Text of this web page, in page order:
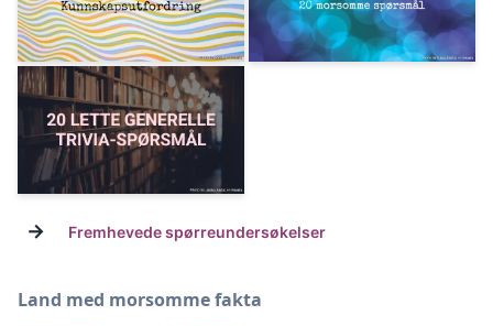
→ Fremhevede spørreundersøkelser
Land med morsomme fakta